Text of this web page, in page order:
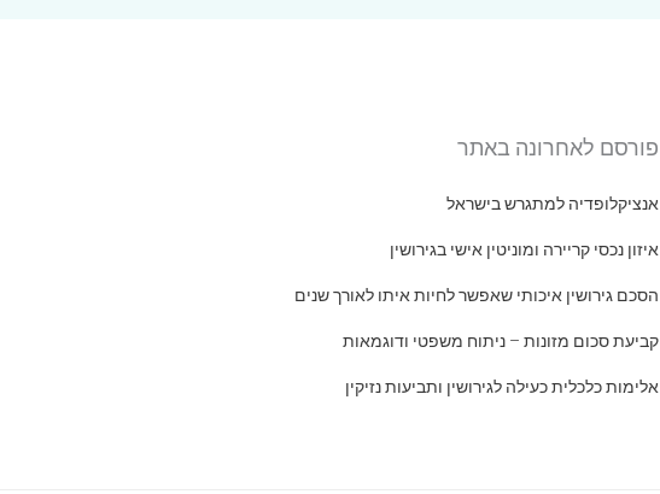
פורסם לאחרונה באתר
אנציקלופדיה למתגרש בישראל
איזון נכסי קריירה ומוניטין אישי בגירושין
הסכם גירושין איכותי שאפשר לחיות איתו לאורך שנים
קביעת סכום מזונות – ניתוח משפטי ודוגמאות
אלימות כלכלית כעילה לגירושין ותביעות נזיקין